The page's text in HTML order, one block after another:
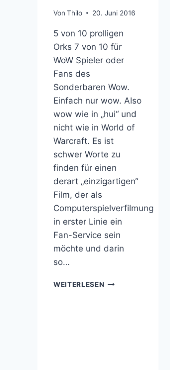
Von Thilo 20. Juni 2016
5 von 10 prolligen
Orks 7 von 10 für
WoW Spieler oder
Fans des
Sonderbaren Wow.
Einfach nur wow. Also
wow wie in „hui“ und
nicht wie in World of
Warcraft. Es ist
schwer Worte zu
finden für einen
derart „einzigartigen“
Film, der als
Computerspielverfilmung
in erster Linie ein
Fan-Service sein
möchte und darin
so…
WEITERLESEN